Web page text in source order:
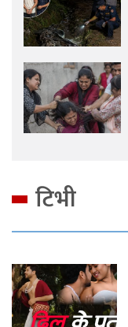
टिभी